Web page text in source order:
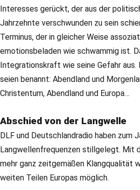
Interesses gerückt, der aus der
Jahrzehnte verschwunden zu sein
Terminus, der in gleicher Weise
emotionsbeladen wie schwammig ist.
Integrationskraft wie seine Gefahr aus.
seien benannt: Abendland und
Christentum, Abendland und Europa…
Abschied von der Langwelle
DLF und Deutschlandradio haben zum
Langwellenfrequenzen stillgelegt. Mit
mehr ganz zeitgemäßen Klangqualität
weiten Teilen Europas möglich.